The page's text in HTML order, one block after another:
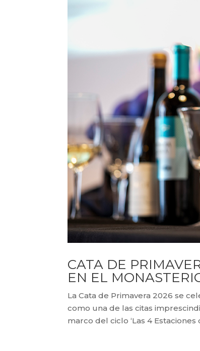
CATA DE
EN EL
La Cata de Primavera 2026 se
como una de las citas
marco del ciclo ‘Las 4